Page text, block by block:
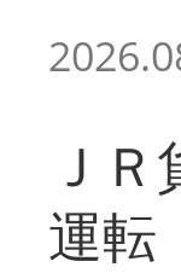
Ｊ
運転